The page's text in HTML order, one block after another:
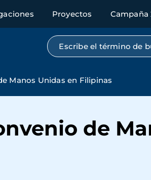
Proyectos Campaña
Búsqueda por texto
Manos Unidas en Filipinas
de